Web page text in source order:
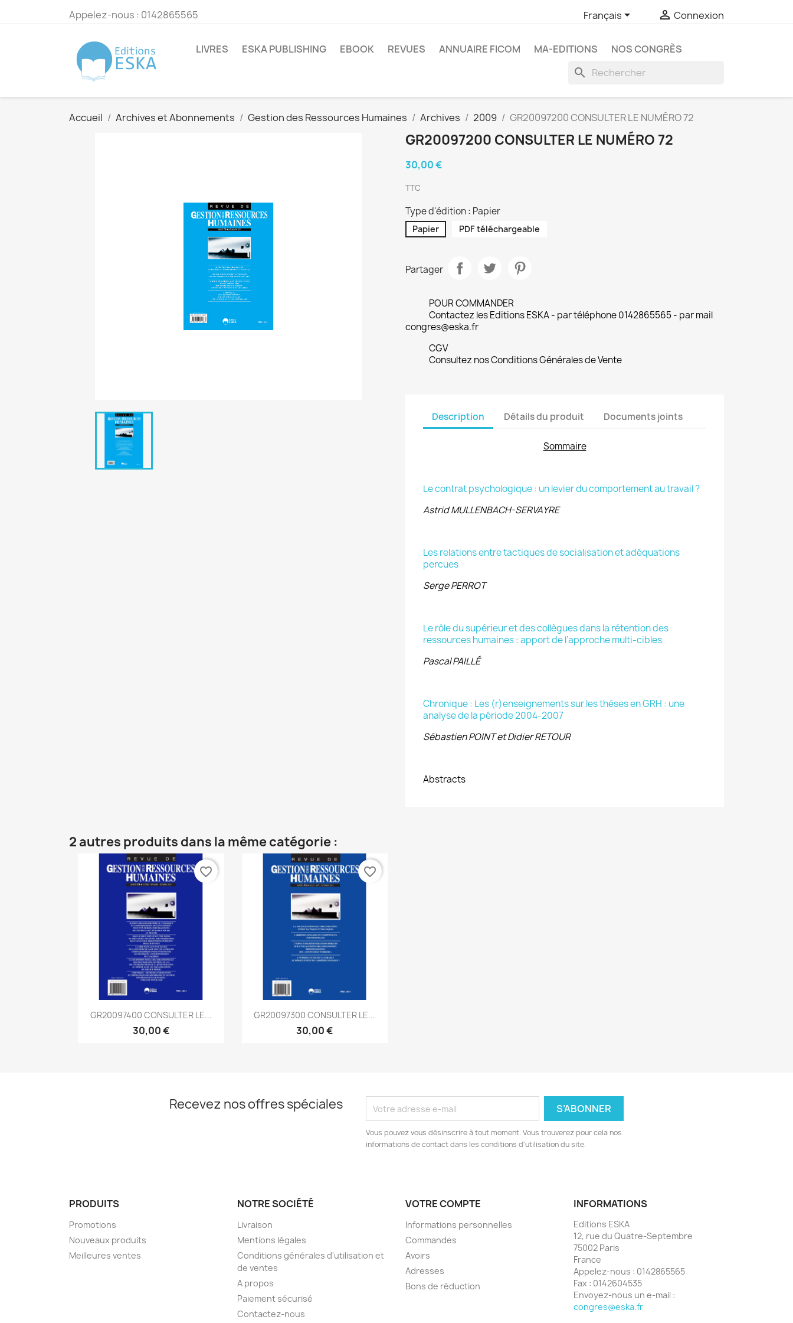
Appelez-nous : 0142865565 Français  Connexion
LIVRES ESKA PUBLISHING EBOOK REVUES ANNUAIRE FICOM MA-EDITIONS NOS CONGRÈS
search
Accueil Archives et Abonnements Gestion des Ressources Humaines Archives 2009 GR20097200 CONSULTER LE NUMÉRO 72
GR20097200 CONSULTER LE NUMÉRO 72
30,00 €
TTC
Type d'édition : Papier
Papier PDF téléchargeable
Partager
POUR COMMANDER
Contactez les Editions ESKA - par téléphone 0142865565 - par mail
congres@eska.fr
CGV
Consultez nos Conditions Générales de Vente
Description Détails du produit Documents joints
Sommaire
Le contrat psychologique : un levier du comportement au travail ?
Astrid MULLENBACH-SERVAYRE
Les relations entre tactiques de socialisation et adéquations
percues
Serge PERROT
Le rôle du supérieur et des collègues dans la rétention des
ressources humaines : apport de l’approche multi-cibles
Pascal PAILLÉ
Chronique : Les (r)enseignements sur les thèses en GRH : une
analyse de la période 2004-2007
Sébastien POINT et Didier RETOUR
Abstracts
2 autres produits dans la même catégorie :
Aperçu rapide
GR20097400 CONSULTER LE...
30,00 €
favorite_border
Aperçu rapide
GR20097300 CONSULTER LE...
30,00 €
favorite_border
Recevez nos offres spéciales
Vous pouvez vous désinscrire à tout moment. Vous trouverez pour cela nos
informations de contact dans les conditions d'utilisation du site.
PRODUITS
Promotions
Nouveaux produits
Meilleures ventes
NOTRE SOCIÉTÉ
Livraison
Mentions légales
Conditions générales d'utilisation et
de ventes
A propos
Paiement sécurisé
Contactez-nous
VOTRE COMPTE
Informations personnelles
Commandes
Avoirs
Adresses
Bons de réduction
INFORMATIONS
Editions ESKA
12, rue du Quatre-Septembre
75002 Paris
France
Appelez-nous : 0142865565
Fax : 0142604535
Envoyez-nous un e-mail :
congres@eska.fr